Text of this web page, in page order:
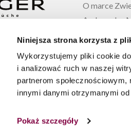
Niniejsza strona korzysta z
Wykorzystujemy pliki cookie
i analizować ruch w naszej
partnerom
innymi danymi otrzymanymi
Pokaż szczegóły
12 35
O marce
Ambasador
Garnki
Noże Zwieger
Sztućće
Zastawa